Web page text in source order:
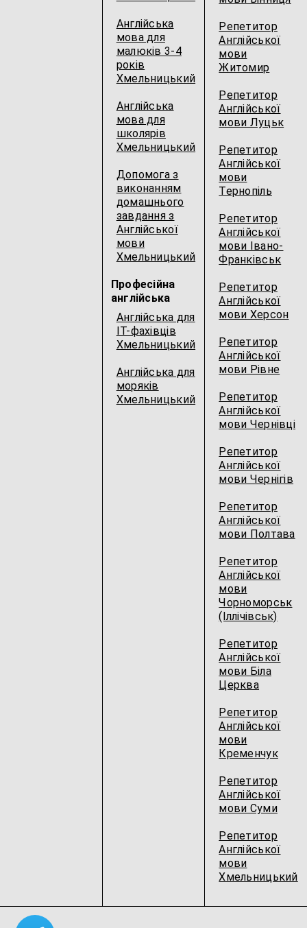
Англійська
мова для
малюків 3-4
років
Хмельницький
Англійська
мова для
школярів
Хмельницький
Допомога з
виконанням
домашнього
завдання з
Англійської
мови
Хмельницький
Професійна
англійська
Англійська для
IT-фахівців
Хмельницький
Англійська для
моряків
Хмельницький
Репетитор
Англійської
мови
Житомир
Репетитор
Англійської
мови Луцьк
Репетитор
Англійської
мови
Тернопіль
Репетитор
Англійської
мови Івано-
Франківськ
Репетитор
Англійської
мови Херсон
Репетитор
Англійської
мови Рівне
Репетитор
Англійської
мови Чернівці
Репетитор
Англійської
мови Чернігів
Репетитор
Англійської
мови Полтава
Репетитор
Англійської
мови
Чорноморськ
(Іллічівськ)
Репетитор
Англійської
мови Біла
Церква
Репетитор
Англійської
мови
Кременчук
Репетитор
Англійської
мови Суми
Репетитор
Англійської
мови
Хмельницький